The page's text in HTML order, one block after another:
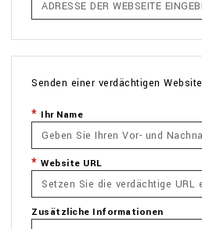
Senden einer verdächtigen Website
Ihr Name
Website URL
Zusätzliche Informationen